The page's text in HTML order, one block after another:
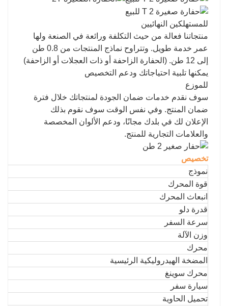
للمستهلكين النهائيين
منتجاتنا فعالة من حيث التكلفة ورائعة في الصنعة ولها
عمر خدمة طويل. وتتراوح نماذج المنتجات من 0.8 طن
إلى 12 طن. (الحفارة الزاحفة أو ذات العجلات أو الزاحفة)
يمكنها تلبية احتياجاتك ودعم التخصيص
للموزع
سوف نقدم خدمات ضمان الجودة لمنتجاتك خلال فترة
ضمان المنتج. وفي نفس الوقت سوف نقوم بذلك
الإعلان لك في بلدك مجانًا، ودعم الألوان المخصصة
والعلامات التجارية للمنتج.
تخصيص
نموذج
قوة المحرك
انبعاث المحرك
قدرة دلو
سرعة السفر
وزن الآلة
محرك
المضخة الهيدروليكية الرئيسية
محرك سوينغ
سيارة سفر
تحميل الحاوية